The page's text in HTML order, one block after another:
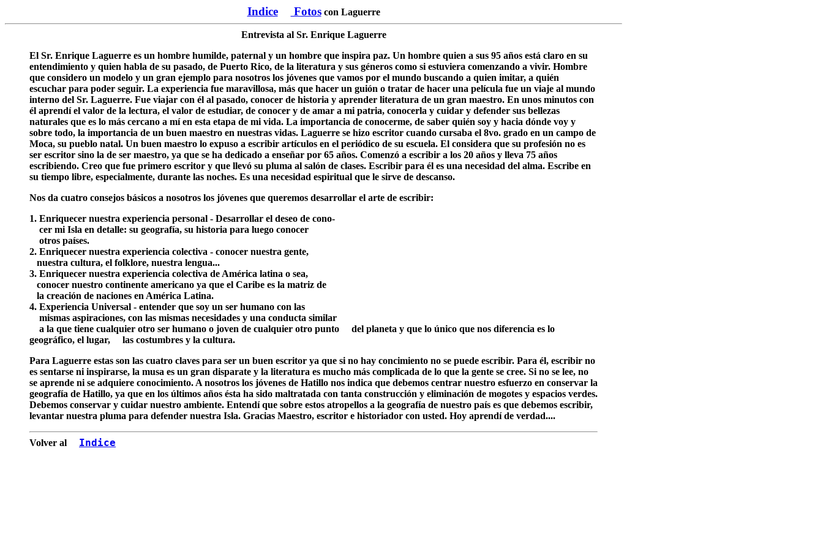
Indice. Fotos con Laguerre
Entrevista al Sr. Enrique Laguerre
El Sr. Enrique Laguerre es un hombre humilde, paternal y un hombre que inspira paz. Un hombre quien a sus 95 años está claro en su
entendimiento y quien habla de su pasado, de Puerto Rico, de la literatura y sus géneros como si estuviera comenzando a vivir. Hombre
que considero un modelo y un gran ejemplo para nosotros los jóvenes que vamos por el mundo buscando a quien imitar, a quién
escuchar para poder seguir. La experiencia fue maravillosa, más que hacer un guión o tratar de hacer una película fue un viaje al mundo
interno del Sr. Laguerre. Fue viajar con él al pasado, conocer de historia y aprender literatura de un gran maestro. En unos minutos con
él aprendí el valor de la lectura, el valor de estudiar, de conocer y de amar a mi patria, conocerla y cuidar y defender sus bellezas
naturales que es lo más cercano a mí en esta etapa de mi vida. La importancia de conocerme, de saber quién soy y hacia dónde voy y
sobre todo, la importancia de un buen maestro en nuestras vidas. Laguerre se hizo escritor cuando cursaba el 8vo. grado en un campo de
Moca, su pueblo natal. Un buen maestro lo expuso a escribir artículos en el periódico de su escuela. El considera que su profesión no es
ser escritor sino la de ser maestro, ya que se ha dedicado a enseñar por 65 años. Comenzó a escribir a los 20 años y lleva 75 años
escribiendo. Creo que fue primero escritor y que llevó su pluma al salón de clases. Escribir para él es una necesidad del alma. Escribe en
su tiempo libre, especialmente, durante las noches. Es una necesidad espiritual que le sirve de descanso.
Nos da cuatro consejos básicos a nosotros los jóvenes que queremos desarrollar el arte de escribir:
1. Enriquecer nuestra experiencia personal - Desarrollar el deseo de cono-
cer mi Isla en detalle: su geografía, su historia para luego conocer
otros países.
2. Enriquecer nuestra experiencia colectiva - conocer nuestra gente,
nuestra cultura, el folklore, nuestra lengua...
3. Enriquecer nuestra experiencia colectiva de América latina o sea,
conocer nuestro continente americano ya que el Caribe es la matriz de
la creación de naciones en América Latina.
4. Experiencia Universal - entender que soy un ser humano con las
mismas aspiraciones, con las mismas necesidades y una conducta similar
a la que tiene cualquier otro ser humano o joven de cualquier otro punto
del planeta y que lo único que nos diferencia es lo
geográfico, el lugar,
las costumbres y la cultura.
Para Laguerre estas son las cuatro claves para ser un buen escritor ya que si no hay concimiento no se puede escribir. Para él, escribir no
es sentarse ni inspirarse, la musa es un gran disparate y la literatura es mucho más complicada de lo que la gente se cree. Si no se lee, no
se aprende ni se adquiere conocimiento. A nosotros los jóvenes de Hatillo nos indica que debemos centrar nuestro esfuerzo en conservar la
geografía de Hatillo, ya que en los últimos años ésta ha sido maltratada con tanta construcción y eliminación de mogotes y espacios verdes.
Debemos conservar y cuidar nuestro ambiente. Entendí que sobre estos atropellos a la geografía de nuestro país es que debemos escribir,
levantar nuestra pluma para defender nuestra Isla. Gracias Maestro, escritor e historiador con usted. Hoy aprendí de verdad....
Volver al Indice